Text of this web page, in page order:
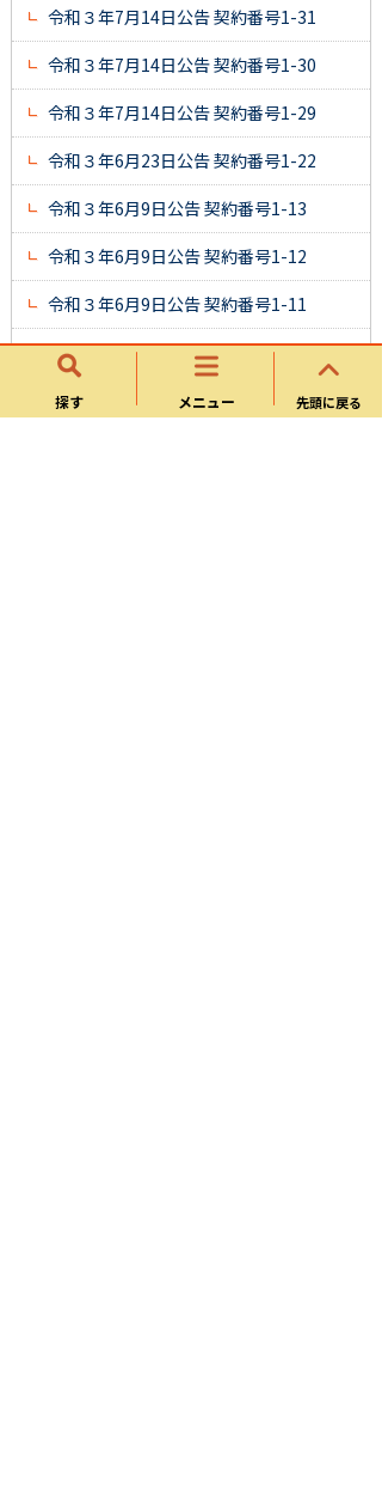
探す メニュー 先頭に戻る
令和３年7月14日公告 契約番号1-31
令和３年7月14日公告 契約番号1-30
令和３年7月14日公告 契約番号1-29
令和３年6月23日公告 契約番号1-22
令和３年6月9日公告 契約番号1-13
令和３年6月9日公告 契約番号1-12
令和３年6月9日公告 契約番号1-11
令和３年4月28日公告 契約番号1-4
令和３年4月28日公告 契約番号1-129